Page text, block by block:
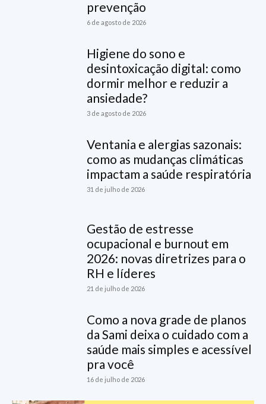
prevenção
6 de agosto de 2026
Higiene do sono e
desintoxicação digital: como
dormir melhor e reduzir a
ansiedade?
3 de agosto de 2026
Ventania e alergias sazonais:
como as mudanças climáticas
impactam a saúde respiratória
31 de julho de 2026
Gestão de estresse
ocupacional e burnout em
2026: novas diretrizes para o
RH e líderes
21 de julho de 2026
Como a nova grade de planos
da Sami deixa o cuidado com a
saúde mais simples e acessível
pra você
16 de julho de 2026